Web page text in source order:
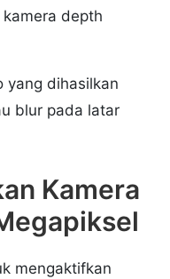
depth
yang dihasilkan
blur pada latar
Kamera
mengaktifkan